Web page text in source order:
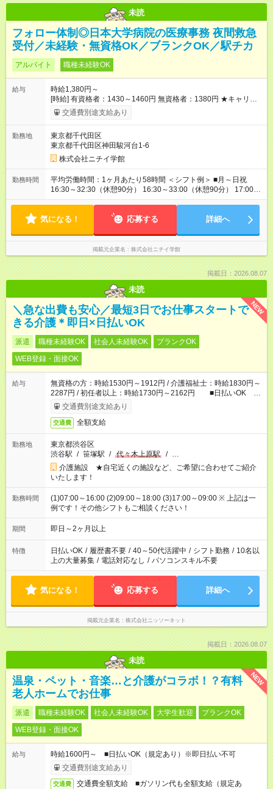
未読
フォロー体制◎日本大学病院の医療事務 夜間救急
受付／未経験・無資格OK／ブランクOK／駅チカ
アルバイト 職種未経験OK
給与
時給1,380円～
[時給] 有資格者：1430～1460円 無資格者：1380円 ★キャリア
アップ制度あり 進級により給与がアップします！ 【試用期間】
試用期間あり 試用期間の長さ：3ヶ月 雇用形態、給与は本採用
交通費別途支給あり
勤務地
東京都千代田区
東京都千代田区神田駿河台1-6
株式会社ニチイ学館
勤務時間
平均労働時間：1ヶ月あたり58時間 ＜シフト例＞ ■月～日祝
16:30～32:30（休憩90分） 16:30～33:00（休憩90分） 17:00～
32:30（休憩90分） 17:00～33:00（休憩90分） 14:00～
日でのシフト制 平均労働時間：1ヶ月あたり58時間 ＜シフト例
90分） 17:00～32:30（休憩90分） 17:00～33:00（休憩90分）
14:00～33:00（休憩90分） 9:00～17:00（休憩60分） ※上記時
間帯や曜日でのシフト制
気になる！ 応募する 詳細へ
掲載元企業名 株式会社ニチイ学館
掲載日：2026.08.07
未読
NEW
＼急な出費も安心／最短3日でお仕事スタートで
きる介護＊即日×日払いOK
派遣 職種未経験OK 社会人未経験OK
ブランクOK
WEB登録・面接OK
給与
無資格の方：時給1530円～1912円 / 介護福祉士：時給1830円～
2287円 / 初任者以上：時給1730円～2162円 ■日払いOK ■
日収例：1万2240円（時給1530円×8h）
交通費別途支給あり
交通費 全額支給
勤務地
東京都渋谷区
渋谷駅 / 笹塚駅 / 代々木上原駅 / …
介護施設 ★自宅近くの施設など、ご希望に合わせてご紹介
いたします！
勤務時間
(1)07:00～16:00 (2)09:00～18:00 (3)17:00～09:00 ※ 上記は一
例です！その他シフトもご相談ください！
期間 即日～2ヶ月以上
特徴 日払いOK / 履歴書不要 / 40～50代活躍中 / シフト勤務 / 10名以
上の大量募集 / 電話対応なし / パソコンスキル不要
気になる！ 応募する 詳細へ
掲載元企業名 株式会社ニッソーネット
掲載日：2026.08.07
未読
NEW
温泉・ペット・音楽…と介護がコラボ！？有料
老人ホームでお仕事
派遣 職種未経験OK 社会人未経験OK 大学生歓迎
ブランクOK
WEB登録・面接OK
給与
時給1600円～ ■日払いOK（規定あり）※即日払い不可
交通費別途支給あり
交通費
交通費全額支給 ■ガソリン代も全額支給（規定あ